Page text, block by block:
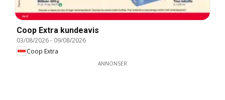
Coop Extra kundeavis
03/08/2026- 09/08/2026
Coop Extra
ANNONSER